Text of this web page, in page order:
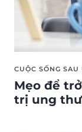
CUỘC SỐNG SAU
Mẹo để
trị ung thư